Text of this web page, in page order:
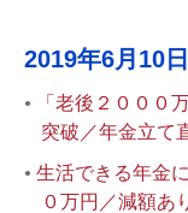
2019年6月10
「老後２００
突破／年金立て
生活できる年金
０万円／減額あ